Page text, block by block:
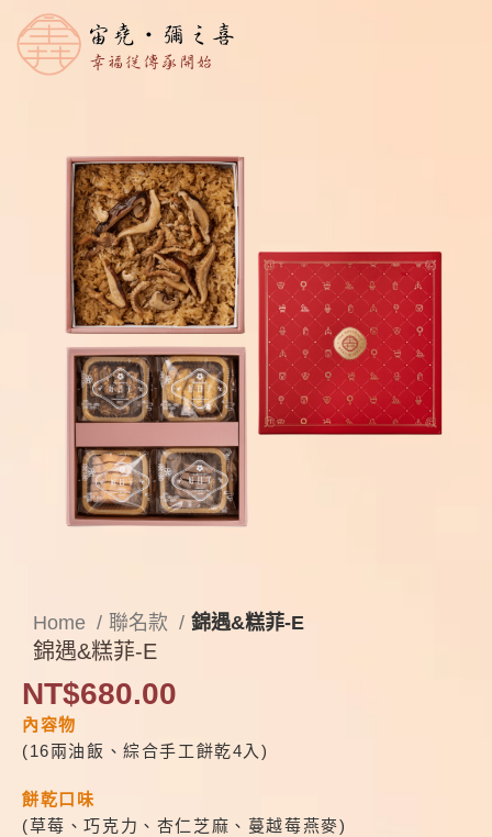
Home 聯名款 錦遇&糕菲-E
錦遇&糕菲-E
NT$680.00
內容物
(16兩油飯、綜合手工餅乾4入)
餅乾口味
(草莓、巧克力、杏仁芝麻、蔓越莓燕麥)